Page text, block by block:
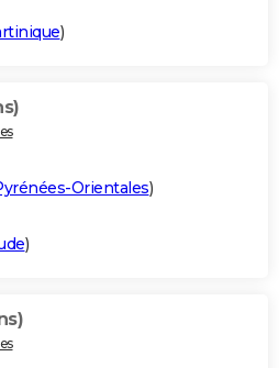
)
Orientales)
)